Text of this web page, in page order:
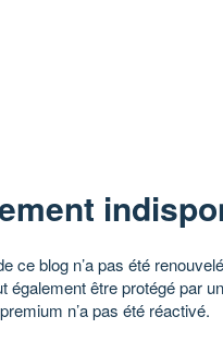
ce blog n’a pas été
être protégé par
n’a pas été réactivé.